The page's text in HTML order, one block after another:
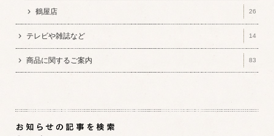
鶴屋店 26
テレビや雑誌など 14
商品に関するご案内 83